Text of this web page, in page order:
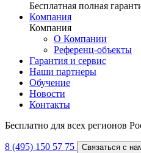
Бесплатная полная
Компания
Компания
О Компании
Референц-объекты
Гарантия и сервис
Наши партнеры
Обучение
Новости
Контакты
Бесплатно для всех регионов
8 (495) 150 57 75 Связаться с